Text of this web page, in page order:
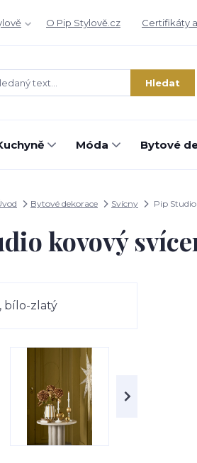
O Pip Stylově.cz Certifikáty
Hledat
Móda Bytové
Bytové dekorace Svícny Pip
kovový